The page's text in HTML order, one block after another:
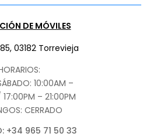
DE MÓVILES
03182 Torrevieja
10:00AM –
– 21:00PM
CERRADO
+34 965 71 50 33